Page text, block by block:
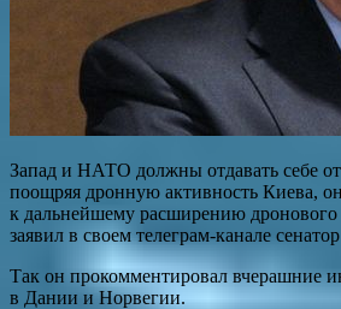
Запад и НАТО должны отдавать себе
поощряя дронную активность Киева,
к дальнейшему расширению
заявил в своем телеграм-канале
Так он прокомментировал вчерашние
в Дании и Норвегии.